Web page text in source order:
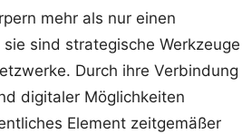
mehr als nur einen
sind strategische Werkzeuge
Durch ihre Verbindung
digitaler Möglichkeiten
Element zeitgemäßer